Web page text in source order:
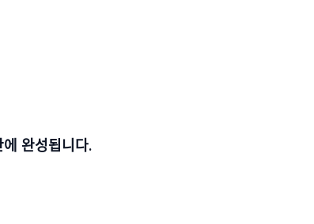
완성됩니다.